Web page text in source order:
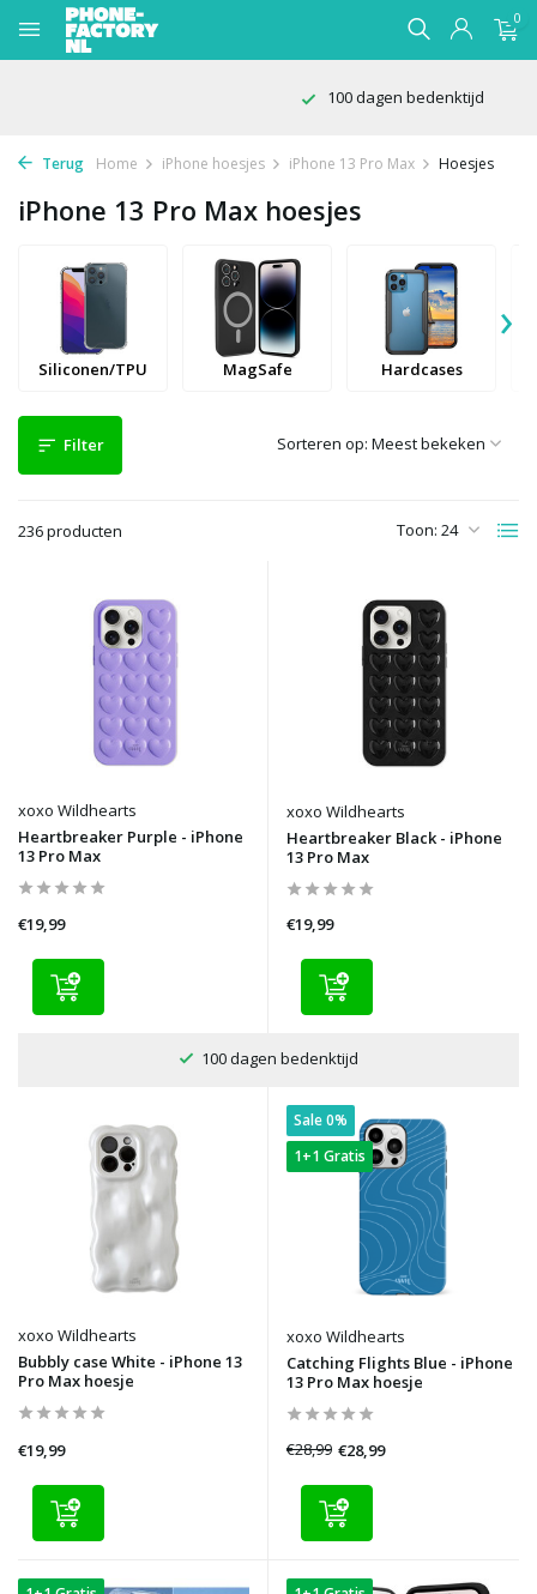
0
100 dagen bedenktijd
Terug Home iPhone hoesjes iPhone 13 Pro Max Hoesjes
iPhone 13 Pro Max hoesjes
Siliconen/TPU MagSafe Hardcases
›
Filter
236 producten Toon:
Sorteren op:
xoxo Wildhearts
Heartbreaker Purple - iPhone
13 Pro Max
€19,99
xoxo Wildhearts
Heartbreaker Black - iPhone
13 Pro Max
€19,99
100 dagen bedenktijd
xoxo Wildhearts
Bubbly case White - iPhone 13
Pro Max hoesje
€19,99
Sale 0%
1+1 Gratis
xoxo Wildhearts
Catching Flights Blue - iPhone
13 Pro Max hoesje
€28,99 €28,99